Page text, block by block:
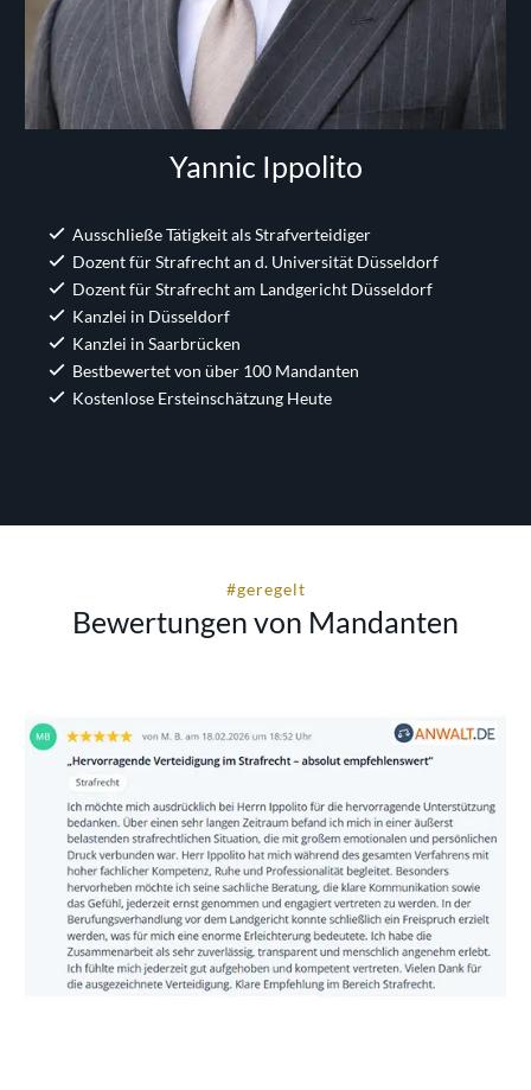
Yannic Ippolito
Ausschließe Tätigkeit als Strafverteidiger
Dozent für Strafrecht an d. Universität Düsseldorf
Dozent für Strafrecht am Landgericht Düsseldorf
Kanzlei in Düsseldorf
Kanzlei in Saarbrücken
Bestbewertet von über 100 Mandanten
Kostenlose Ersteinschätzung Heute
#geregelt
Bewertungen von Mandanten